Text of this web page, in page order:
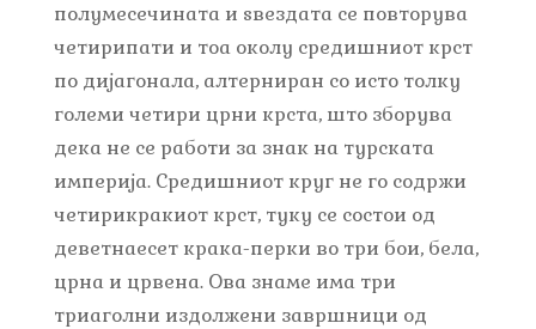
полумесечината и ѕвездата се повторува
четирипати и тоа околу средишниот крст
по дијагонала, алтерниран со исто толку
големи четири црни крста, што зборува
дека не се работи за знак на турската
империја. Средишниот круг не го содржи
четирикракиот крст, туку се состои од
деветнаесет крака-перки во три бои, бела,
црна и црвена. Ова знаме има три
триаголни издолжени завршници од